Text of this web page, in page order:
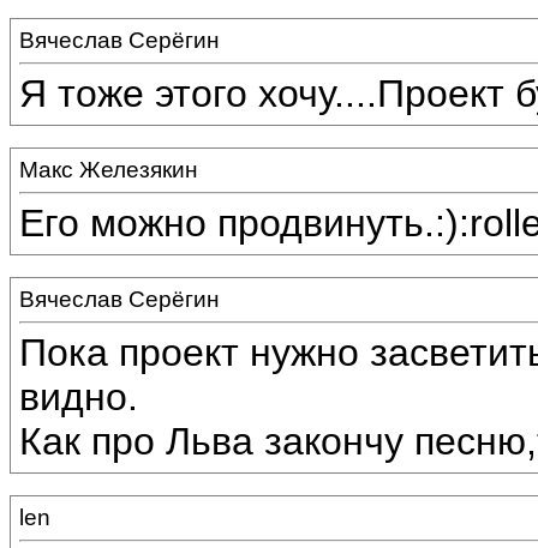
Вячеслав Серёгин
Я тоже этого хочу....Проект
Макс Железякин
Его можно
Вячеслав Серёгин
Пока проект нужно
видно.
Как про Льва закончу
len